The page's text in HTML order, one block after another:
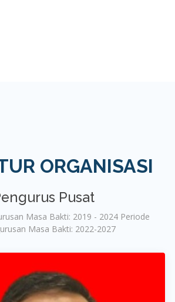
ORGANISASI
Pusat
Masa Bakti: 2019 - 2024 Periode
Masa Bakti: 2022-2027